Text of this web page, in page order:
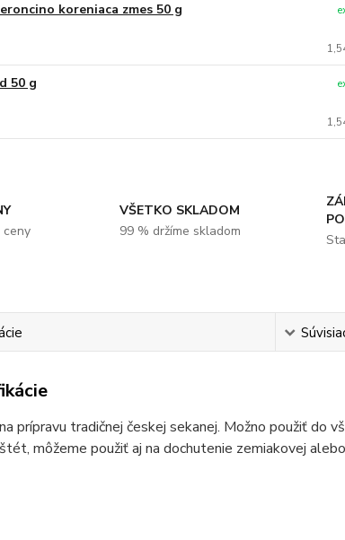
koreniaca zmes 50 g
50 g
ceny
VŠETKO SKLADOM
99 % držíme skladom
prípravu tradičnej českej sekanej. Možno použiť do
môžeme použiť aj na dochutenie zemiakovej